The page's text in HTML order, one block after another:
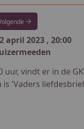
april 2023 , 20:00
uur, vindt er in de
is 'Vaders